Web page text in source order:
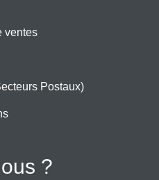
ventes
Postaux)
?